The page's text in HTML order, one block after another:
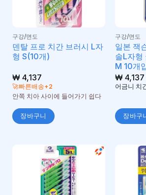
구강/면도
덴탈 프로 치간 브러시 L자
형 S(10개)
₩4,137
🚀빠른배송+2
안쪽 치아 사이에 들어가기 쉽다
장바구니
구강/면도
일본 잭
솔L자형
M 10개
₩4,137
어금니 치
장바구